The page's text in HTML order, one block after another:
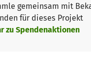
gemeinsam mit
für dieses Projekt
zu Spendenaktionen